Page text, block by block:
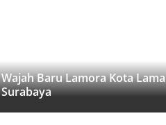
Wajah Baru Lamora Kota Lama
Surabaya